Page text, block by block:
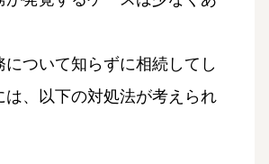
について知らずに相続してし
は、以下の対処法が考えられ